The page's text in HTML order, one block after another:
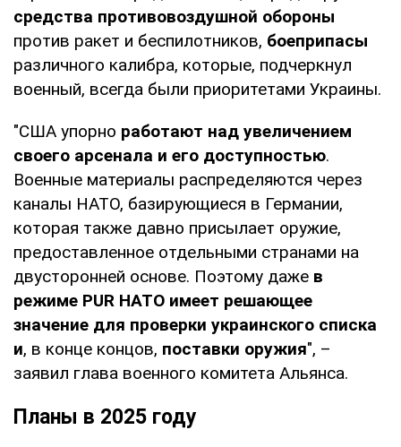
средства противовоздушной обороны
против ракет и беспилотников, боеприпасы
различного калибра, которые, подчеркнул
военный, всегда были приоритетами Украины.
"США упорно работают над увеличением
своего арсенала и его доступностью.
Военные материалы распределяются через
каналы НАТО, базирующиеся в Германии,
которая также давно присылает оружие,
предоставленное отдельными странами на
двусторонней основе. Поэтому даже в
режиме PUR НАТО имеет решающее
значение для проверки украинского списка
и, в конце концов, поставки оружия", –
заявил глава военного комитета Альянса.
Планы в 2025 году